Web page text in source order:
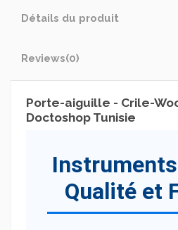
Détails du produit
Reviews(0)
Porte-aiguille - Crile-
Doctoshop Tunisie
Qualité et